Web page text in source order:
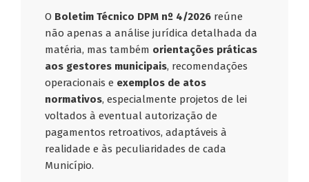
O Boletim Técnico DPM nº 4/2026 reúne
não apenas a análise jurídica detalhada da
matéria, mas também orientações práticas
aos gestores municipais, recomendações
operacionais e exemplos de atos
normativos, especialmente projetos de lei
voltados à eventual autorização de
pagamentos retroativos, adaptáveis à
realidade e às peculiaridades de cada
Município.